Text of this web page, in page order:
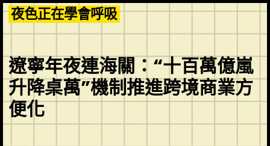
Skip
to
content
夜色正在學會呼吸
遼寧年夜連海關：“十百萬億嵐
升降桌萬”機制推進跨境商業方
便化